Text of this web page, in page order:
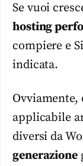
Se vuoi
hosting
compiere e
indicata.
Ovviamente,
applicabile
diversi da
generazione